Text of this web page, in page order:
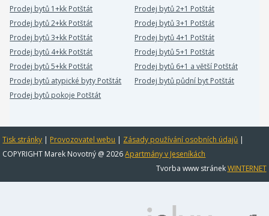
Prodej bytů 1+kk Potštát
Prodej bytů 2+1 Potštát
Prodej bytů 2+kk Potštát
Prodej bytů 3+1 Potštát
Prodej bytů 3+kk Potštát
Prodej bytů 4+1 Potštát
Prodej bytů 4+kk Potštát
Prodej bytů 5+1 Potštát
Prodej bytů 5+kk Potštát
Prodej bytů 6+1 a větší Potštát
Prodej bytů atypické byty Potštát
Prodej bytů půdní byt Potštát
Prodej bytů pokoje Potštát
Tisk stránky | Provozovatel webu | Zásady používání osobních údajů |
COPYRIGHT Marek Novotný @ 2026Apartmány v Jeseníkách
Tvorba www stránekWINTERNET